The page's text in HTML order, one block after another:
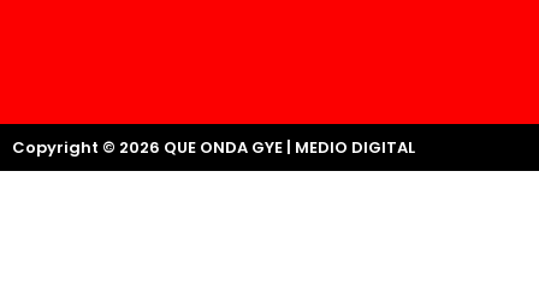
Copyright © 2026 QUE ONDA GYE | MEDIO DIGITAL